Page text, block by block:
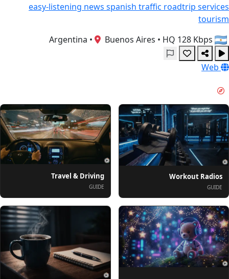
easy-listening news spanish traffic roadtrip services
tourism
• Buenos Aires • HQ 128 Kbps
Web
Workout Radios
GUIDE
Travel & Driving
GUIDE